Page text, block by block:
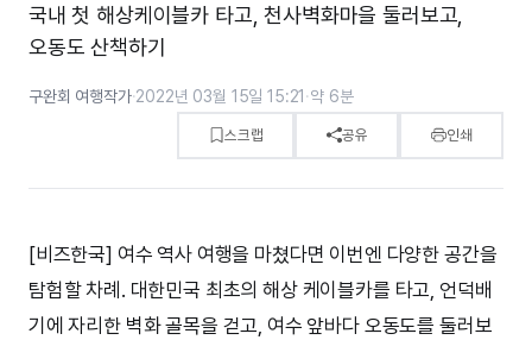
국내 첫 해상케이블카 타고, 천사벽화마을 둘러보고,
오동도 산책하기
구완회 여행작가·2022년 03월 15일 15:21 ·약 6분
스크랩 공유 인쇄
[비즈한국] 여수 역사 여행을 마쳤다면 이번엔 다양한 공간을
탐험할 차례. 대한민국 최초의 해상 케이블카를 타고, 언덕배
기에 자리한 벽화 골목을 걷고, 여수 앞바다 오동도를 둘러보